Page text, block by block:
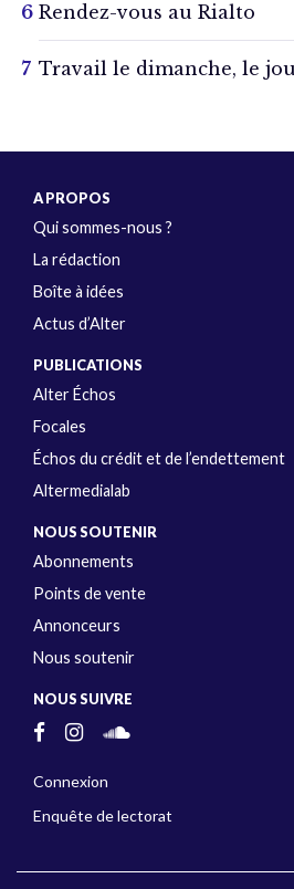
Rendez-vous au Rialto
Travail le dimanche, le
A PROPOS
Qui sommes-nous ?
La rédaction
Boîte à idées
Actus d’Alter
PUBLICATIONS
Alter Échos
Focales
Échos du crédit et de l’endettement
Altermedialab
NOUS SOUTENIR
Abonnements
Points de vente
Annonceurs
Nous soutenir
NOUS SUIVRE
Connexion
Enquête de lectorat